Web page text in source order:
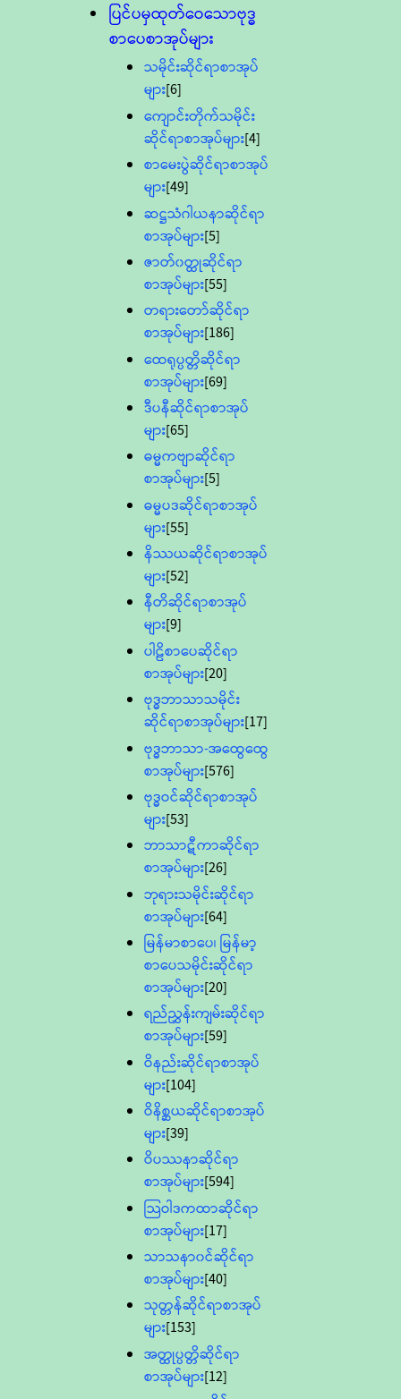
ပြင်ပမှထုတ်ဝေသောဗုဒ္ဓ
စာပေစာအုပ်များ
သမိုင်းဆိုင်ရာစာအုပ်
များ[6]
ကျောင်းတိုက်သမိုင်း
ဆိုင်ရာစာအုပ်များ[4]
စာမေးပွဲဆိုင်ရာစာအုပ်
များ[49]
ဆဋ္ဌသံဂါယနာဆိုင်ရာ
စာအုပ်များ[5]
ဇာတ်၀တ္ထုဆိုင်ရာ
စာအုပ်များ[55]
တရားတော်ဆိုင်ရာ
စာအုပ်များ[186]
ထေရုပ္ပတ္တိဆိုင်ရာ
စာအုပ်များ[69]
ဒီပနီဆိုင်ရာစာအုပ်
များ[65]
ဓမ္မကဗျာဆိုင်ရာ
စာအုပ်များ[5]
ဓမ္မပဒဆိုင်ရာစာအုပ်
များ[55]
နိဿယဆိုင်ရာစာအုပ်
များ[52]
နီတိဆိုင်ရာစာအုပ်
များ[9]
ပါဠိစာပေဆိုင်ရာ
စာအုပ်များ[20]
ဗုဒ္ဓဘာသာသမိုင်း
ဆိုင်ရာစာအုပ်များ[17]
ဗုဒ္ဓဘာသာ-အထွေထွေ
စာအုပ်များ[576]
ဗုဒ္ဓဝင်ဆိုင်ရာစာအုပ်
များ[53]
ဘာသာဋီကာဆိုင်ရာ
စာအုပ်များ[26]
ဘုရားသမိုင်းဆိုင်ရာ
စာအုပ်များ[64]
မြန်မာစာပေ၊ မြန်မာ့
စာပေသမိုင်းဆိုင်ရာ
စာအုပ်များ[20]
ရည်ညွှန်းကျမ်းဆိုင်ရာ
စာအုပ်များ[59]
ဝိနည်းဆိုင်ရာစာအုပ်
များ[104]
ဝိနိစ္ဆယဆိုင်ရာစာအုပ်
များ[39]
ဝိပဿနာဆိုင်ရာ
စာအုပ်များ[594]
သြဝါဒကထာဆိုင်ရာ
စာအုပ်များ[17]
သာသနာ၀င်ဆိုင်ရာ
စာအုပ်များ[40]
သုတ္တန်ဆိုင်ရာစာအုပ်
များ[153]
အတ္ထုပ္ပတ္တိဆိုင်ရာ
စာအုပ်များ[12]